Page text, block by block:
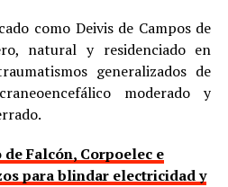
como Deivis de Campos de
natural y residenciado en
generalizados de
moderado y
Falcón, Corpoelec e
para blindar electricidad y